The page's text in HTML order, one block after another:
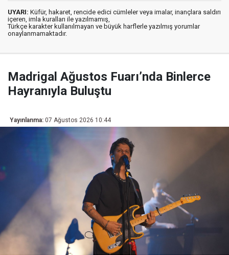
UYARI: Küfür, hakaret, rencide edici cümleler veya imalar, inançlara saldırı
içeren, imla kuralları ile yazılmamış,
Türkçe karakter kullanılmayan ve büyük harflerle yazılmış yorumlar
onaylanmamaktadır.
Madrigal Ağustos Fuarı’nda Binlerce
Hayranıyla Buluştu
Yayınlanma: 07 Ağustos 2026 10:44